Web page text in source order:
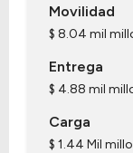
Movilidad
$ 8.04 mil
Entrega
$ 4.88 mil
Carga
$ 1.44 Mil